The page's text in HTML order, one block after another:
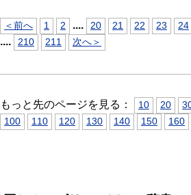
＜前へ 1 2 .... 20 21 22 23 24
.... 210 211 次へ＞
もっと先のページを見る： 10 20
100
110 120 130 140 150 160